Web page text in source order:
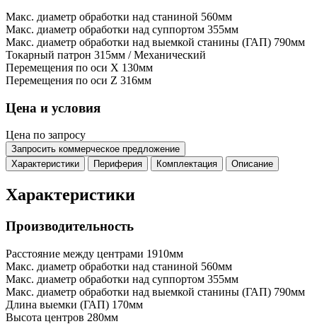
Макс. диаметр обработки над станиной 560мм
Макс. диаметр обработки над суппортом 355мм
Макс. диаметр обработки над выемкой станины (ГАП) 790мм
Токарный патрон 315мм / Механический
Перемещения по оси X 130мм
Перемещения по оси Z 316мм
Цена и условия
Цена по запросу
Запросить коммерческое предложение
Характеристики
Периферия Комплектация Описание
Характеристики
Производительность
Расстояние между центрами 1910мм
Макс. диаметр обработки над станиной 560мм
Макс. диаметр обработки над суппортом 355мм
Макс. диаметр обработки над выемкой станины (ГАП) 790мм
Длина выемки (ГАП) 170мм
Высота центров 280мм